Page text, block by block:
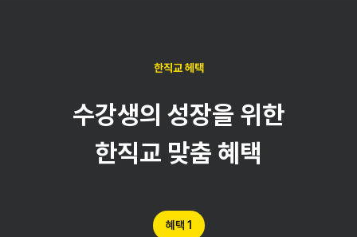
한직교 헤택
수강생의 성장을 위한
한직교 맞춤 혜택
혜택 1